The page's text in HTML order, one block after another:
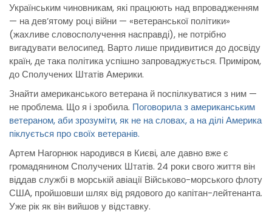
Українським чиновникам, які працюють над впровадженням
— на дев’ятому році війни — «ветеранської політики»
(жахливе словосполучення насправді), не потрібно
вигадувати велосипед. Варто лише придивитися до досвіду
країн, де така політика успішно запроваджується. Приміром,
до Сполучених Штатів Америки.
Знайти американського ветерана й поспілкуватися з ним —
не проблема. Що я і зробила. Поговорила з американським
ветераном, аби зрозуміти, як не на словах, а на ділі Америка
піклується про своїх ветеранів.
Артем Нагорнюк народився в Києві, але давно вже є
громадянином Сполучених Штатів. 24 роки свого життя він
віддав службі в морській авіації Військово-морського флоту
США, пройшовши шлях від рядового до капітан-лейтенанта.
Уже рік як він вийшов у відставку.